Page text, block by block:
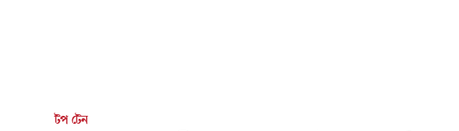
টপ টেন